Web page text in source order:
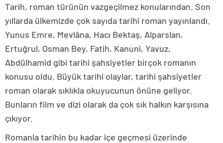
Tarih, roman türünün vazgeçilmez konularından. Son
yıllarda ülkemizde çok sayıda tarihî roman yayınlandı.
Yunus Emre, Mevlâna, Hacı Bektaş, Alparslan,
Ertuğrul, Osman Bey, Fatih, Kanuni, Yavuz,
Abdülhamid gibi tarihî şahsiyetler birçok romanın
konusu oldu. Büyük tarihi olaylar, tarihi şahsiyetler
roman olarak sıklıkla okuyucunun önüne geliyor.
Bunların film ve dizi olarak da çok sık halkın karşısına
çıkıyor.
Romanla tarihin bu kadar içe geçmesi üzerinde